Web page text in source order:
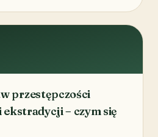
przestępczości
– czym się